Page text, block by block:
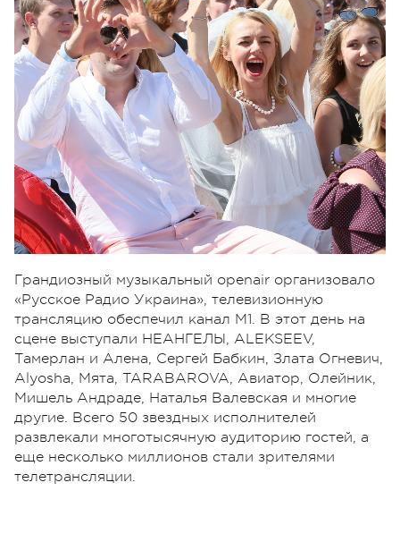
Грандиозный музыкальный openair организовало
«Русское Радио Украина», телевизионную
трансляцию обеспечил канал М1. В этот день на
сцене выступали НЕАНГЕЛЫ, ALEKSEEV,
Тамерлан и Алена, Сергей Бабкин, Злата Огневич,
Alyosha, Мята, TARABAROVA, Авиатор, Олейник,
Мишель Андраде, Наталья Валевская и многие
другие. Всего 50 звездных исполнителей
развлекали многотысячную аудиторию гостей, а
еще несколько миллионов стали зрителями
телетрансляции.